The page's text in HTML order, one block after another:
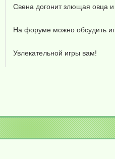
Свена догонит злющая овца и
На форуме можно обсудить
Увлекательной игры вам!